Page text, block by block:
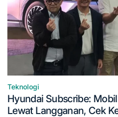
Posted
in
Teknologi
Hyundai Subscribe:
Lewat Langganan, Cek